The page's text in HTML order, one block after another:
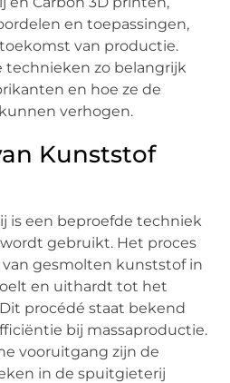
en toepassingen,
van productie.
technieken zo belangrijk
en hoe ze de
verhogen.
Kunststof
is een beproefde techniek
gebruikt. Het proces
gesmolten kunststof in
en uithardt tot het
procédé staat bekend
bij massaproductie.
vooruitgang zijn de
in de spuitgieterij